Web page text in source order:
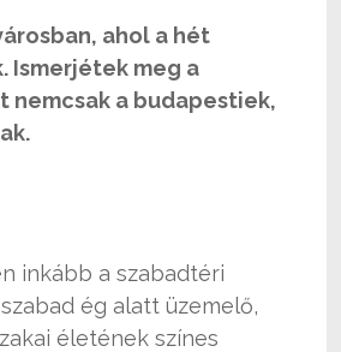
ahol a hét
Ismerjétek meg a
a budapestiek,
inkább a szabadtéri
ég alatt üzemelő,
életének színes